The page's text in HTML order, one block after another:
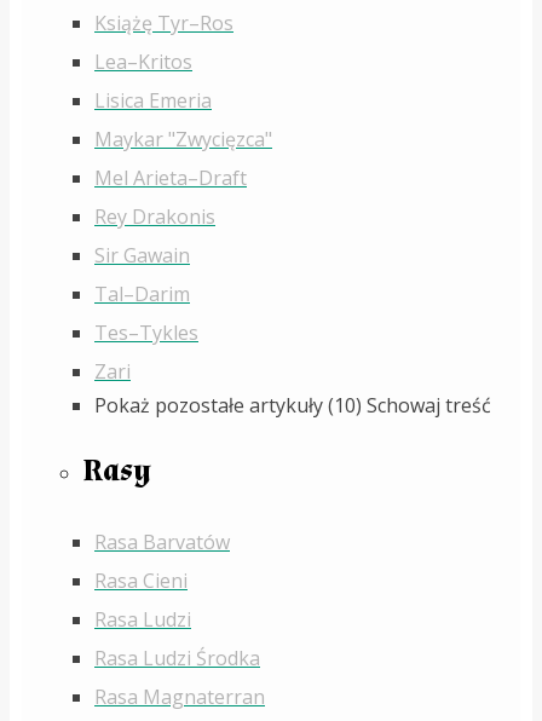
Książę Tyr–Ros
Lea–Kritos
Lisica Emeria
Maykar "Zwycięzca"
Mel Arieta–Draft
Rey Drakonis
Sir Gawain
Tal–Darim
Tes–Tykles
Zari
Pokaż pozostałe artykuły (10) Schowaj treść
Rasy
Rasa Barvatów
Rasa Cieni
Rasa Ludzi
Rasa Ludzi Środka
Rasa Magnaterran